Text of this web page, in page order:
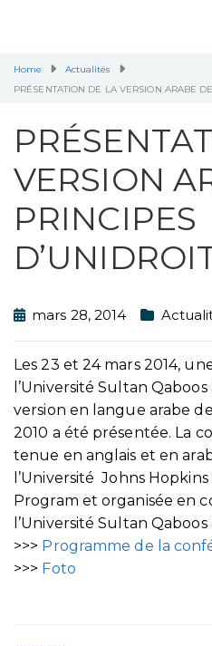
Home
Actualités
PRÉSENTATION DE LA VERSION ARABE
VERSION
PRINCIPES
mars 28, 2014
Les 23 et 24 mars 2014,
l’Université Sultan
version en langue arabe
2010 a été présentée. La
tenue en anglais et en
l’Université Johns
Program et organisée en
l’Université Sultan
>>> Programme de la
>>> Foto